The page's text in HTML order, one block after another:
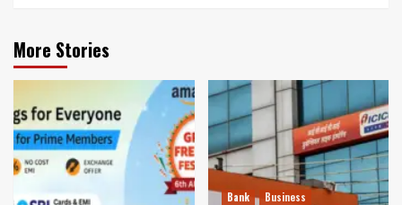
More Stories
Bank
Business